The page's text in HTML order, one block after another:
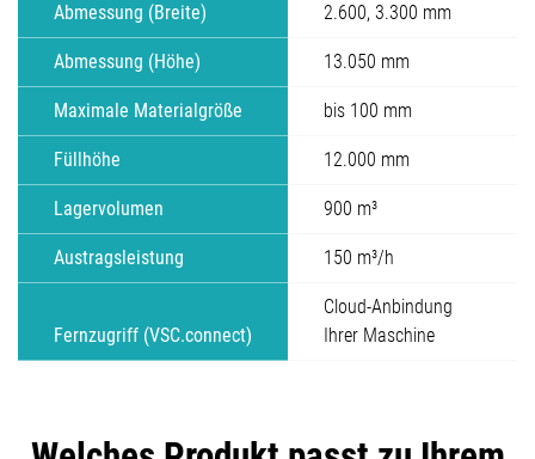
Abmessung (Breite) 2.600, 3.300 mm
Abmessung (Höhe) 13.050 mm
Maximale Materialgröße bis 100 mm
Füllhöhe 12.000 mm
Lagervolumen 900 m³
Austragsleistung 150 m³/h
Fernzugriff (VSC.connect)
Cloud-Anbindung
Ihrer Maschine